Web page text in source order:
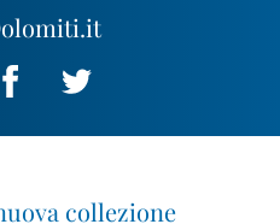
collezione